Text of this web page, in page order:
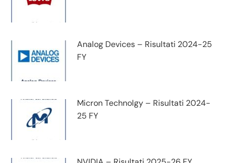
Analog Devices – Risultati 2024-25
FY
Micron Technolgy – Risultati 2024-
25 FY